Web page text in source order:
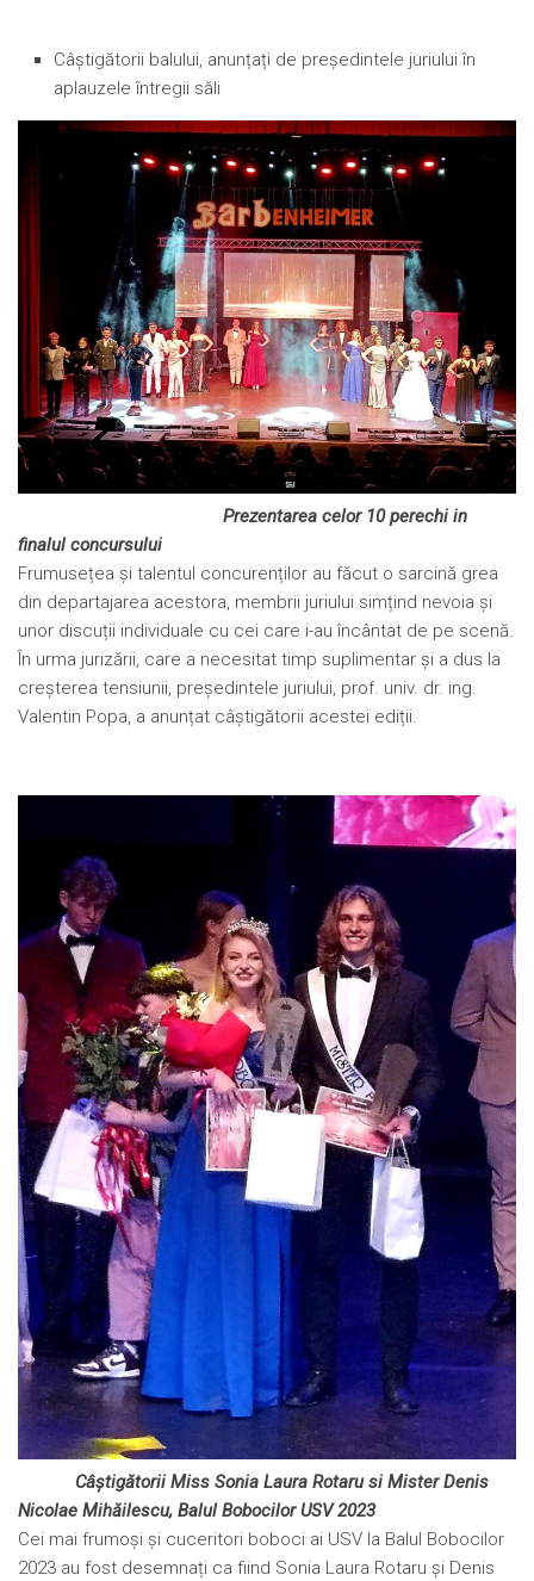
Câștigătorii balului, anunțați de președintele juriului în
aplauzele întregii săli
Prezentarea celor 10 perechi in
finalul concursului
Frumusețea și talentul concurenților au făcut o sarcină grea
din departajarea acestora, membrii juriului simțind nevoia și
unor discuții individuale cu cei care i-au încântat de pe scenă.
În urma jurizării, care a necesitat timp suplimentar și a dus la
creșterea tensiunii, președintele juriului, prof. univ. dr. ing.
Valentin Popa, a anunțat câștigătorii acestei ediții.
Câștigătorii Miss Sonia Laura Rotaru si Mister Denis
Nicolae Mihăilescu, Balul Bobocilor USV 2023
Cei mai frumoși și cuceritori boboci ai USV la Balul Bobocilor
2023 au fost desemnați ca fiind Sonia Laura Rotaru și Denis